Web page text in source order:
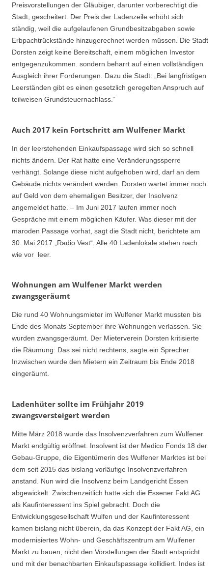
Preisvorstellungen der Gläubiger, darunter vorberechtigt die
Stadt, gescheitert. Der Preis der Ladenzeile erhöht sich
ständig, weil die aufgelaufenen Grundbesitzabgaben sowie
Erbpachtrückstände hinzugerechnet werden müssen. Die Stadt
Dorsten zeigt keine Bereitschaft, einem möglichen Investor
entgegenzukommen. sondern beharrt auf einen vollständigen
Ausgleich ihrer Forderungen. Dazu die Stadt: „Bei langfristigen
Leerständen gibt es einen gesetzlich geregelten Anspruch auf
teilweisen Grundsteuernachlass.“
Auch 2017 kein Fortschritt am Wulfener Markt
In der leerstehenden Einkaufspassage wird sich so schnell
nichts ändern. Der Rat hatte eine Veränderungssperre
verhängt. Solange diese nicht aufgehoben wird, darf an dem
Gebäude nichts verändert werden. Dorsten wartet immer noch
auf Geld von dem ehemaligen Besitzer, der Insolvenz
angemeldet hatte. – Im Juni 2017 laufen immer noch
Gespräche mit einem möglichen Käufer. Was dieser mit der
maroden Passage vorhat, sagt die Stadt nicht, berichtete am
30. Mai 2017 „Radio Vest“. Alle 40 Ladenlokale stehen nach
wie vor leer.
Wohnungen am Wulfener Markt werden
zwangsgeräumt
Die rund 40 Wohnungsmieter im Wulfener Markt mussten bis
Ende des Monats September ihre Wohnungen verlassen. Sie
wurden zwangsgeräumt. Der Mieterverein Dorsten kritisierte
die Räumung: Das sei nicht rechtens, sagte ein Sprecher.
Inzwischen wurde den Mietern ein Zeitraum bis Ende 2018
eingeräumt.
Ladenhüter sollte im Frühjahr 2019
zwangsversteigert werden
Mitte März 2018 wurde das Insolvenzverfahren zum Wulfener
Markt endgültig eröffnet. Insolvent ist der Medico Fonds 18 der
Gebau-Gruppe, die Eigentümerin des Wulfener Marktes ist bei
dem seit 2015 das bislang vorläufige Insolvenzverfahren
anstand. Nun wird die Insolvenz beim Landgericht Essen
abgewickelt. Zwischenzeitlich hatte sich die Essener Fakt AG
als Kaufinteressent ins Spiel gebracht. Doch die
Entwicklungsgesellschaft Wulfen und der Kaufinteressent
kamen bislang nicht überein, da das Konzept der Fakt AG, ein
modernisiertes Wohn- und Geschäftszentrum am Wulfener
Markt zu bauen, nicht den Vorstellungen der Stadt entspricht
und mit der benachbarten Einkaufspassage kollidiert. Indes ist